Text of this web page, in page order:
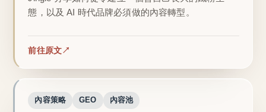
態，以及 AI 時代品牌必須做的內容轉型。
前往原文
內容策略 GEO 內容池